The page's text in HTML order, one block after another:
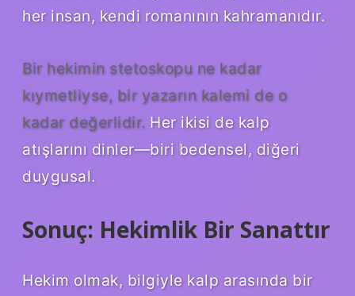
her insan, kendi romanının kahramanıdır.
Bir hekimin stetoskopu ne kadar
kıymetliyse, bir yazarın kalemi de o
kadar değerlidir. Her ikisi de kalp
atışlarını dinler—biri bedensel, diğeri
duygusal.
Sonuç: Hekimlik Bir Sanattır
Hekim olmak, bilgiyle kalp arasında bir